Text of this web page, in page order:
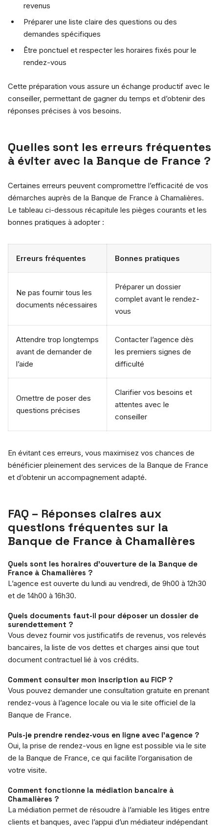
revenus
Préparer une liste claire des questions ou des
demandes spécifiques
Être ponctuel et respecter les horaires fixés pour le
rendez-vous
Cette préparation vous assure un échange productif avec le
conseiller, permettant de gagner du temps et d’obtenir des
réponses précises à vos besoins.
Quelles sont les erreurs fréquentes
à éviter avec la Banque de France ?
Certaines erreurs peuvent compromettre l’efficacité de vos
démarches auprès de la Banque de France à Chamalières.
Le tableau ci-dessous récapitule les pièges courants et les
bonnes pratiques à adopter :
Erreurs fréquentes Bonnes pratiques
Ne pas fournir tous les
documents nécessaires
Préparer un dossier
complet avant le rendez-
vous
Attendre trop longtemps
avant de demander de
l’aide
Contacter l’agence dès
les premiers signes de
difficulté
Omettre de poser des
questions précises
Clarifier vos besoins et
attentes avec le
conseiller
En évitant ces erreurs, vous maximisez vos chances de
bénéficier pleinement des services de la Banque de France
et d’obtenir un accompagnement adapté.
FAQ – Réponses claires aux
questions fréquentes sur la
Banque de France à Chamalières
Quels sont les horaires d’ouverture de la Banque de
France à Chamalières ?
L’agence est ouverte du lundi au vendredi, de 9h00 à 12h30
et de 14h00 à 16h30.
Quels documents faut-il pour déposer un dossier de
surendettement ?
Vous devez fournir vos justificatifs de revenus, vos relevés
bancaires, la liste de vos dettes et charges ainsi que tout
document contractuel lié à vos crédits.
Comment consulter mon inscription au FICP ?
Vous pouvez demander une consultation gratuite en prenant
rendez-vous à l’agence locale ou via le site officiel de la
Banque de France.
Puis-je prendre rendez-vous en ligne avec l’agence ?
Oui, la prise de rendez-vous en ligne est possible via le site
de la Banque de France, ce qui facilite l’organisation de
votre visite.
Comment fonctionne la médiation bancaire à
Chamalières ?
La médiation permet de résoudre à l’amiable les litiges entre
clients et banques, avec l’appui d’un médiateur indépendant